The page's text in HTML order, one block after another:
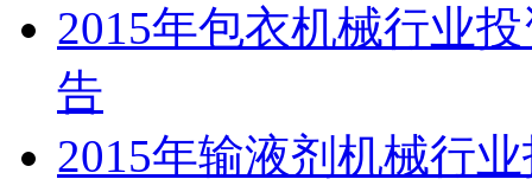
2015年包衣机械行业
告
2015年输液剂机械行